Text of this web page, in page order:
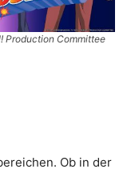
Production Committee
Ob in der